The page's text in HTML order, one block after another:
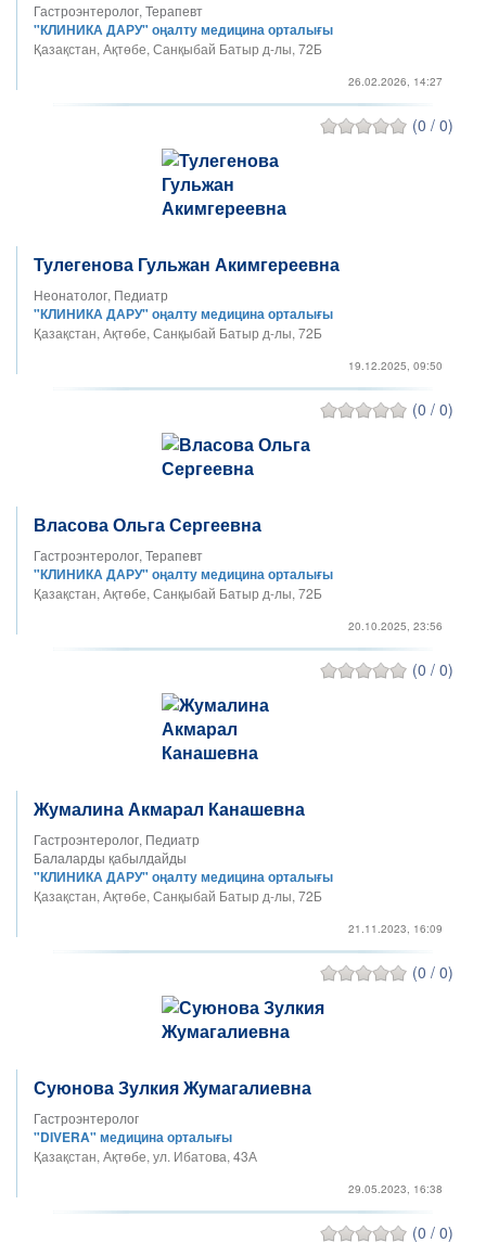
Гастроэнтеролог, Терапевт
"КЛИНИКА ДАРУ" оңалту медицина орталығы
Қазақстан, Ақтөбе, Санқыбай Батыр д-лы, 72Б
26.02.2026, 14:27
(0 / 0)
Тулегенова Гульжан Акимгереевна
Неонатолог, Педиатр
"КЛИНИКА ДАРУ" оңалту медицина орталығы
Қазақстан, Ақтөбе, Санқыбай Батыр д-лы, 72Б
19.12.2025, 09:50
(0 / 0)
Власова Ольга Сергеевна
Гастроэнтеролог, Терапевт
"КЛИНИКА ДАРУ" оңалту медицина орталығы
Қазақстан, Ақтөбе, Санқыбай Батыр д-лы, 72Б
20.10.2025, 23:56
(0 / 0)
Жумалина Акмарал Канашевна
Гастроэнтеролог, Педиатр
Балаларды қабылдайды
"КЛИНИКА ДАРУ" оңалту медицина орталығы
Қазақстан, Ақтөбе, Санқыбай Батыр д-лы, 72Б
21.11.2023, 16:09
(0 / 0)
Суюнова Зулкия Жумагалиевна
Гастроэнтеролог
"DIVERA" медицина орталығы
Қазақстан, Ақтөбе, ул. Ибатова, 43А
29.05.2023, 16:38
(0 / 0)